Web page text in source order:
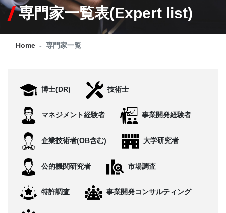
SERVICE
Q&A
CONTACT
専門家一覧表(Expert list)
Home 専門家一覧
博士(DR) 技術士
マネジメント経験者 事業開発経験者
企業技術者(OB含む) 大学研究者
公的機関研究者 市場調査
特許調査 事業開発コンサルティング